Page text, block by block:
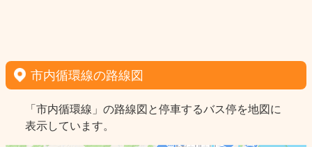
市内循環線の路線図
「市内循環線」の路線図と停車するバス停を地図に
表示しています。